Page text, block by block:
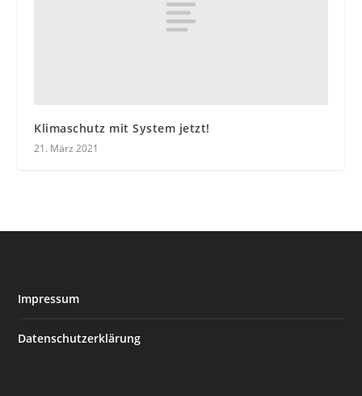
Klimaschutz mit System jetzt!
21. März 2021
Impressum
Datenschutzerklärung